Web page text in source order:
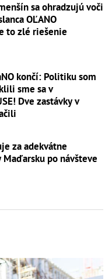
sa ohradzujú voči
OĽANO
to zlé riešenie
končí: Politiku som
sme sa v
Dve zastávky v
za adekvátne
po návšteve